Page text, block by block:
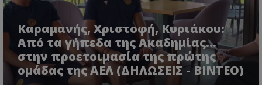
Καραμανής, Χριστοφή, Κυριάκου:
Από τα γήπεδα της Ακαδημίας...
στην προετοιμασία της πρώτης
ομάδας της ΑΕΛ (ΔΗΛΩΣΕΙΣ - ΒΙΝΤΕΟ)